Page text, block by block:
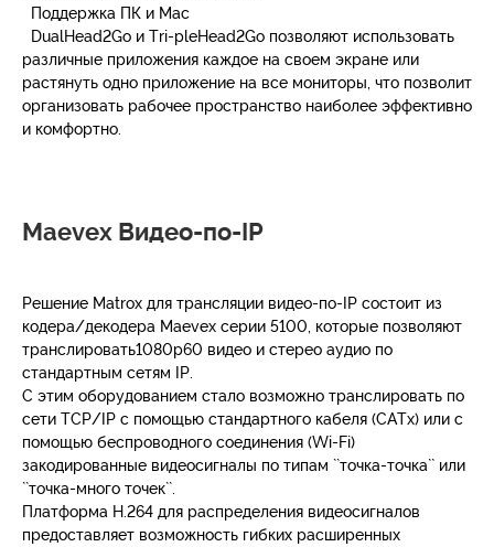
Поддержка ПК и Mac
DualHead2Go и Tri-pleHead2Go позволяют использовать
различные приложения каждое на своем экране или
растянуть одно приложение на все мониторы, что позволит
организовать рабочее пространство наиболее эффективно
и комфортно.
Maevex Видео-по-IP
Решение Matrox для трансляции видео-по-IP состоит из
кодера/декодера Maevex серии 5100, которые позволяют
транслировать1080р60 видео и стерео аудио по
стандартным сетям IP.
С этим оборудованием стало возможно транслировать по
сети TCP/IP с помощью стандартного кабеля (CATx) или с
помощью беспроводного соединения (Wi-Fi)
закодированные видеосигналы по типам ``точка-точка`` или
``точка-много точек``.
Платформа H.264 для распределения видеосигналов
предоставляет возможность гибких расширенных